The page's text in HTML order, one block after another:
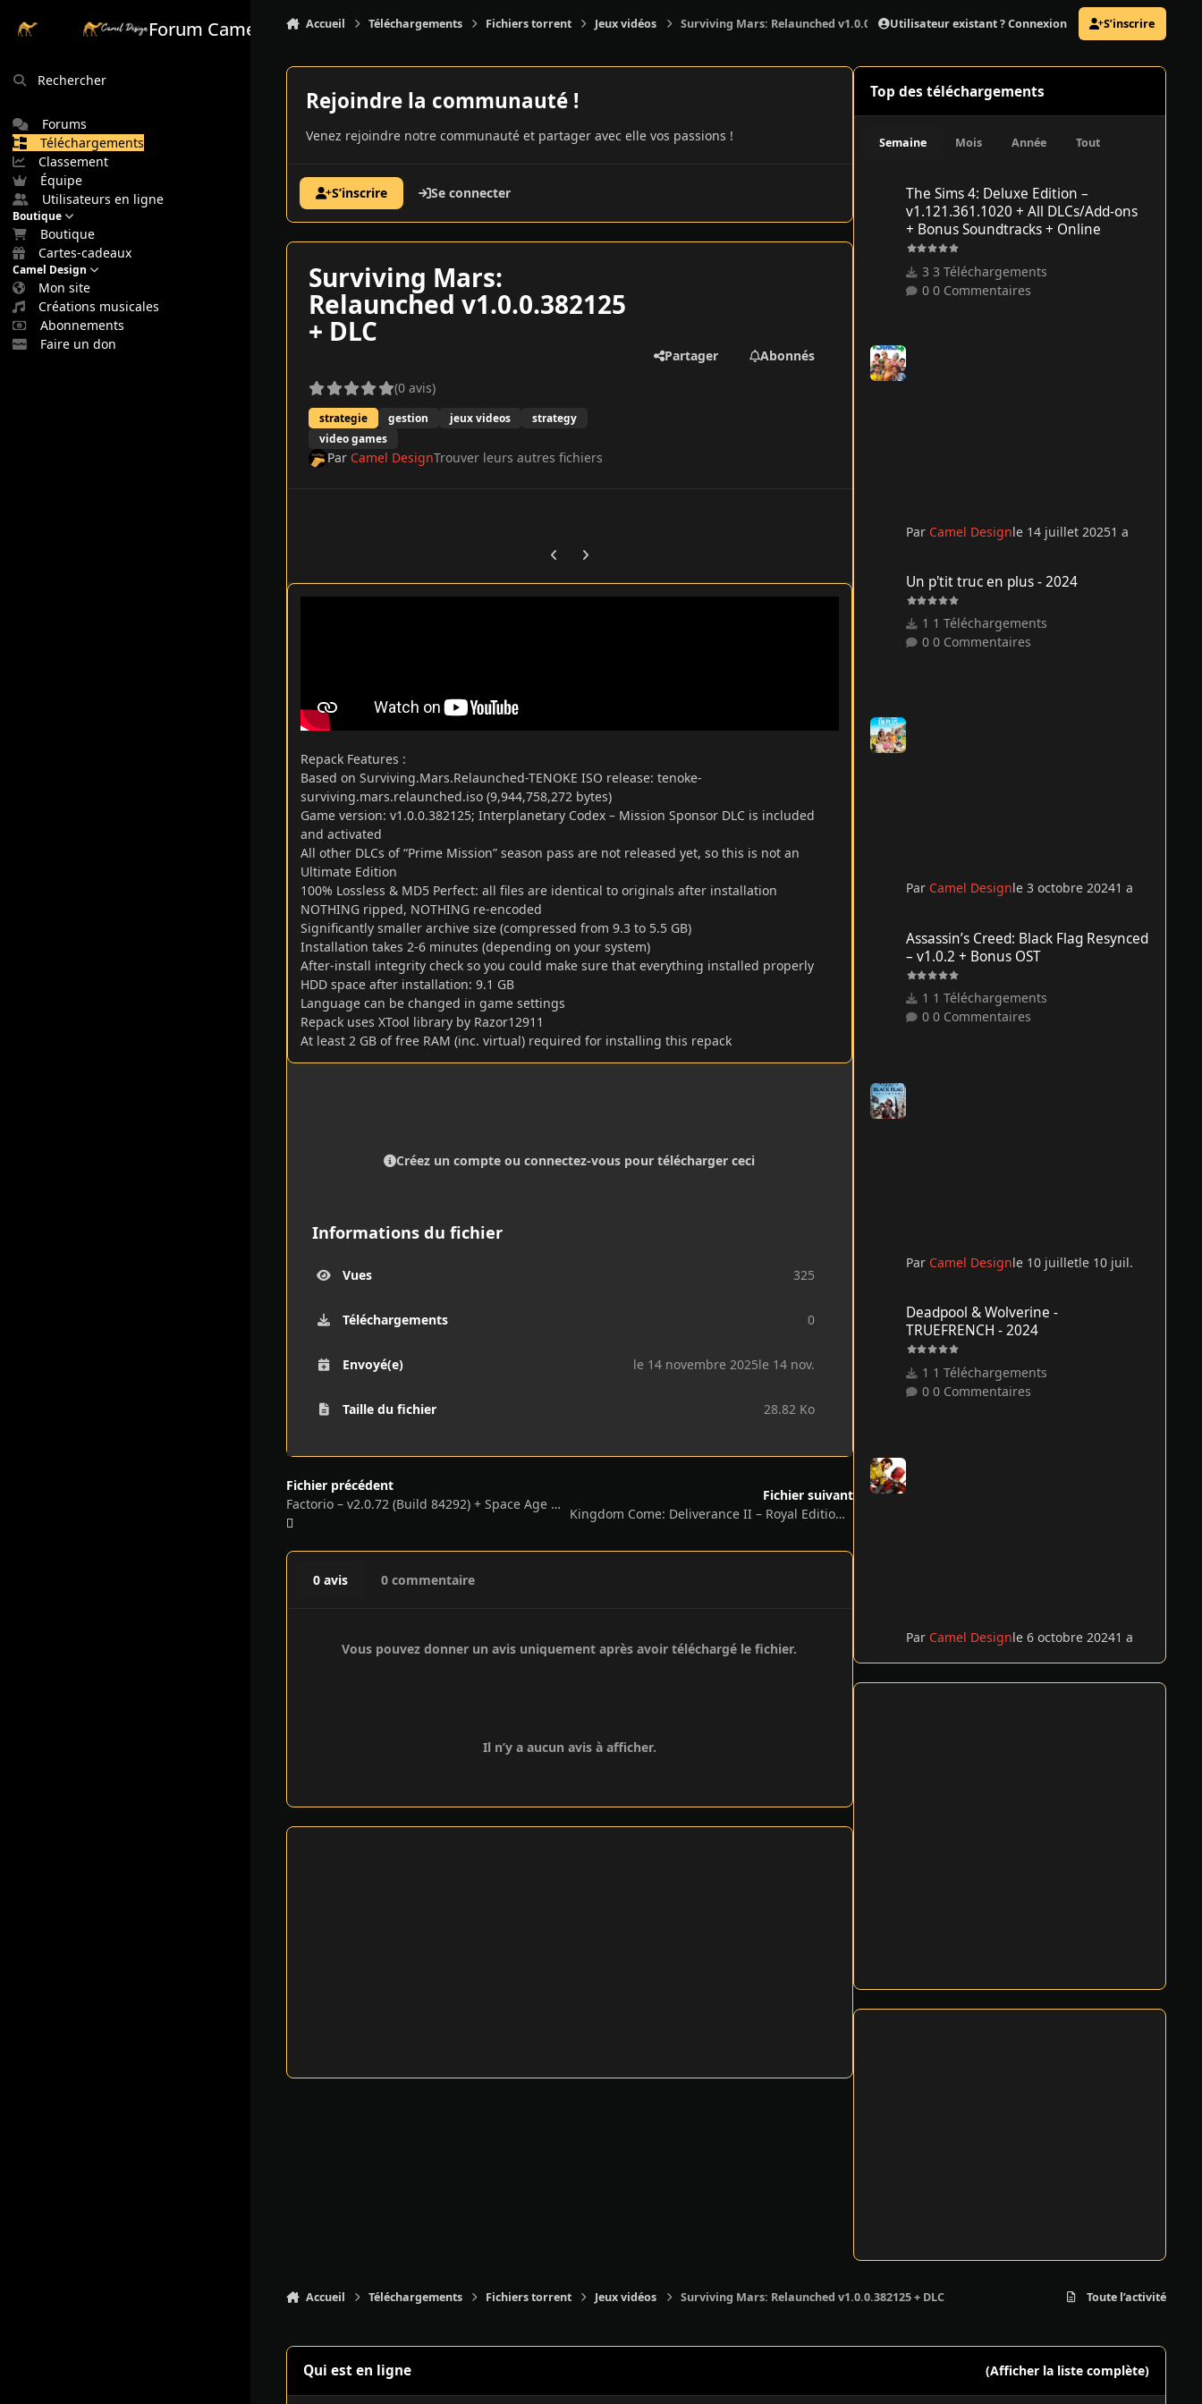
Forum Camel Design
Rechercher
Forums
Téléchargements
Classement
Équipe
Utilisateurs en ligne
Boutique
Boutique
Cartes-cadeaux
Camel Design
Mon site
Créations musicales
Abonnements
Faire un don
Accueil Téléchargements Fichiers torrent Jeux vidéos Surviving Mars: Relaunched v1.0.0.382125 + DLCUtilisateur existant ? Connexion S’inscrire
Rejoindre la communauté !
Venez rejoindre notre communauté et partager avec elle vos passions !
S’inscrire Se connecter
Surviving Mars:
Relaunched v1.0.0.382125
+ DLC
(0 avis)
strategie gestion jeux videos
strategy
video games
Partager Abonnés
Par Camel DesignTrouver leurs autres fichiers
Previous carousel slide
Next carousel slide
Repack Features :
Based on Surviving.Mars.Relaunched-TENOKE ISO release: tenoke-
surviving.mars.relaunched.iso (9,944,758,272 bytes)
Game version: v1.0.0.382125; Interplanetary Codex – Mission Sponsor DLC is included
and activated
All other DLCs of “Prime Mission” season pass are not released yet, so this is not an
Ultimate Edition
100% Lossless & MD5 Perfect: all files are identical to originals after installation
NOTHING ripped, NOTHING re-encoded
Significantly smaller archive size (compressed from 9.3 to 5.5 GB)
Installation takes 2-6 minutes (depending on your system)
After-install integrity check so you could make sure that everything installed properly
HDD space after installation: 9.1 GB
Language can be changed in game settings
Repack uses XTool library by Razor12911
At least 2 GB of free RAM (inc. virtual) required for installing this repack
Créez un compte ou connectez-vous pour télécharger ceci
Informations du fichier
Vues 325
Téléchargements 0
Envoyé(e) le 14 novembre 2025le 14 nov.
Taille du fichier 28.82 Ko
Fichier précédent
Factorio – v2.0.72 (Build 84292) + Space Age DLC + Bonus Soundtracks
Fichier suivant
Kingdom Come: Deliverance II – Royal Edition, v1.5 + 7 DLCs/Bonuses
0 avis 0 commentaire
Vous pouvez donner un avis uniquement après avoir téléchargé le fichier.
Il n’y a aucun avis à afficher.
Top des téléchargements
Semaine Mois Année Tout
The Sims 4: Deluxe Edition –
v1.121.361.1020 + All DLCs/Add-ons
+ Bonus Soundtracks + Online
3 Téléchargements
0 Commentaires
Par Camel Designle 14 juillet 20251 a
Un p'tit truc en plus - 2024
1 Téléchargements
0 Commentaires
Par Camel Designle 3 octobre 20241 a
Assassin’s Creed: Black Flag Resynced
– v1.0.2 + Bonus OST
1 Téléchargements
0 Commentaires
Par Camel Designle 10 juilletle 10 juil.
Deadpool & Wolverine -
TRUEFRENCH - 2024
1 Téléchargements
0 Commentaires
Par Camel Designle 6 octobre 20241 a
Accueil Téléchargements Fichiers torrent Jeux vidéos Surviving Mars: Relaunched v1.0.0.382125 + DLC Toute l’activité
Qui est en ligne (Afficher la liste complète)